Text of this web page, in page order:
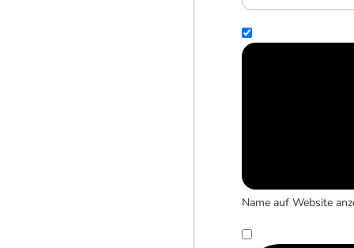
Name auf Website